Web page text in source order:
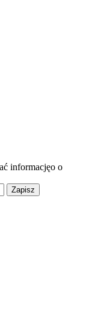
informacjęo o
Zapisz